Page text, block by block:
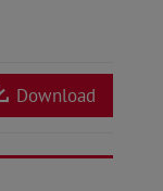
Download